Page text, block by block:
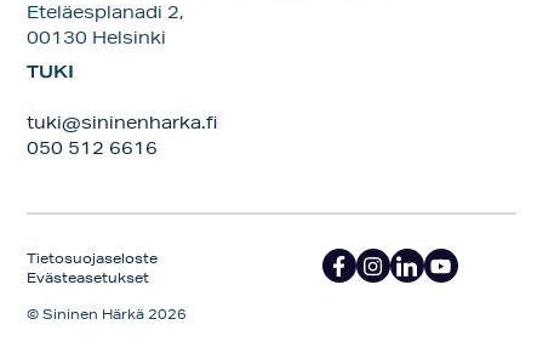
Eteläesplanadi 2,
00130 Helsinki
TUKI
tuki@sininenharka.fi
050 512 6616
Tietosuojaseloste
Evästeasetukset
© Sininen Härkä 2026